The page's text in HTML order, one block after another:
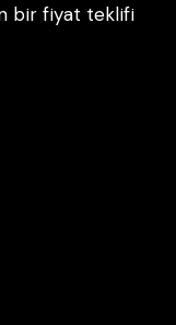
bir fiyat teklifi